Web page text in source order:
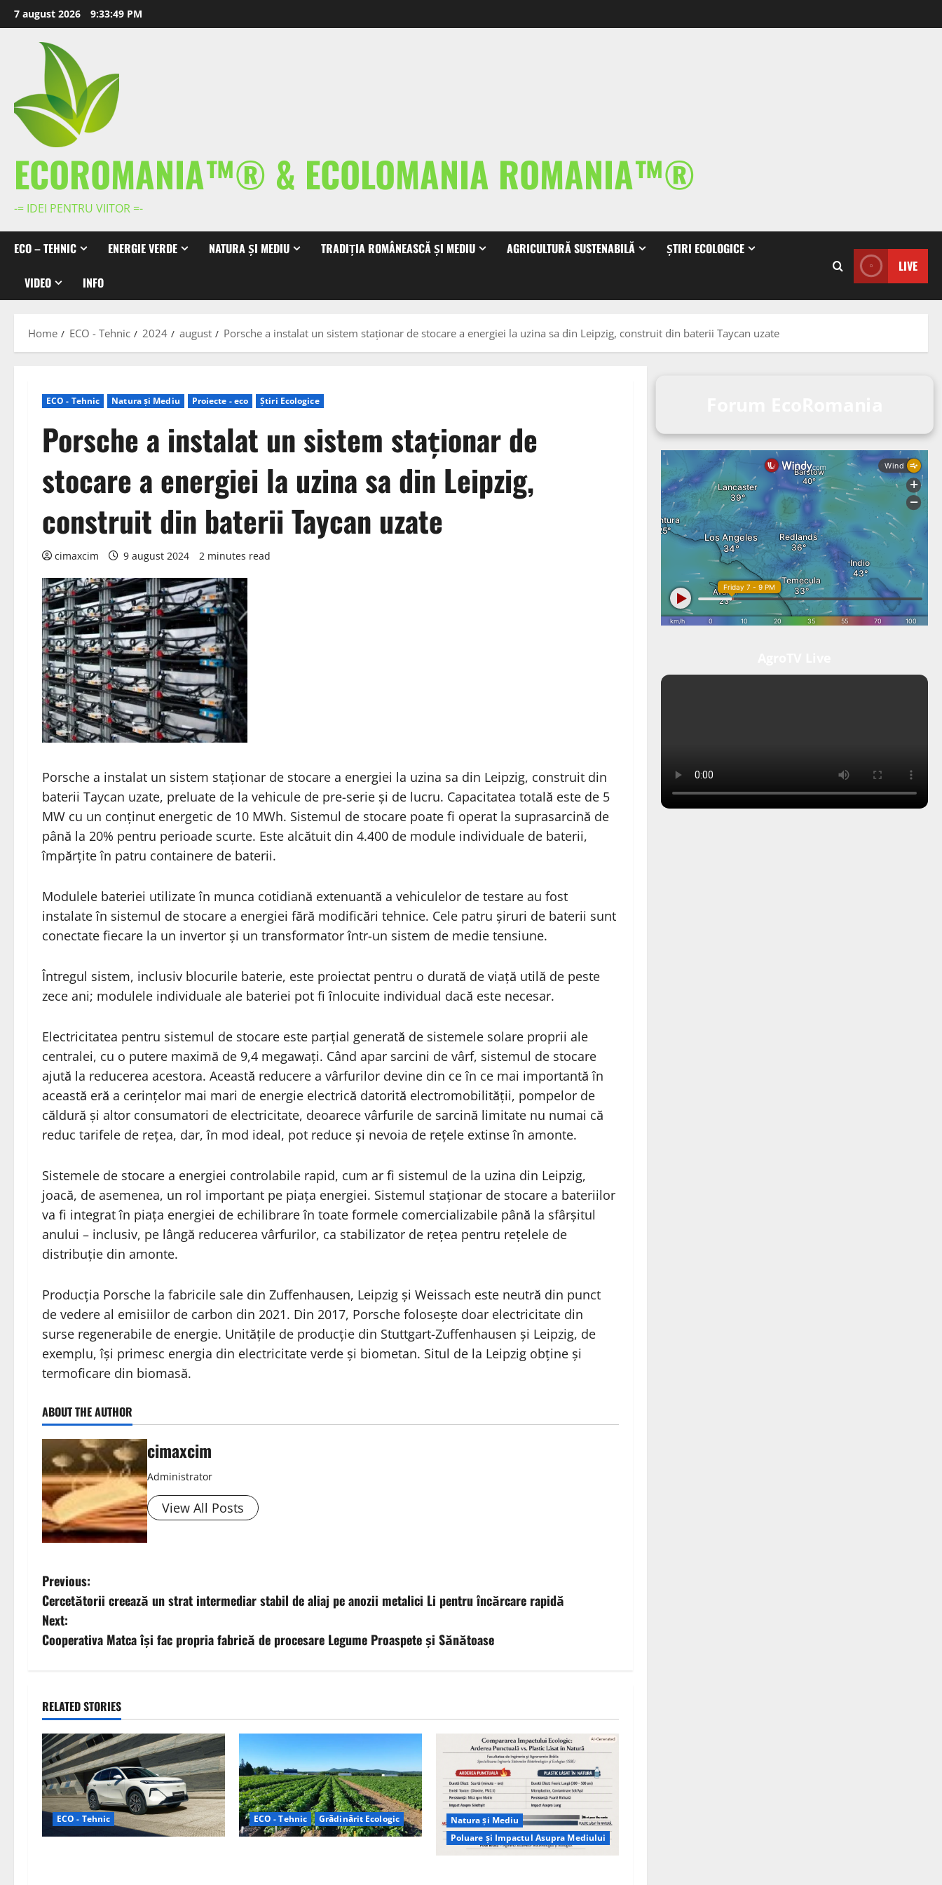
Skip
to
content
7 august 2026 9:33:50 PM
ECOROMANIA™® & ECOLOMANIA ROMANIA™®
-= IDEI PENTRU VIITOR =-
ECO – TEHNIC ENERGIE VERDE NATURA ȘI MEDIU TRADIȚIA ROMÂNEASCĂ ȘI MEDIU AGRICULTURĂ SUSTENABILĂ ȘTIRI ECOLOGICE
VIDEO INFO
LIVE
Home ECO - Tehnic 2024 august Porsche a instalat un sistem staționar de stocare a energiei la uzina sa din Leipzig, construit din baterii Taycan uzate
ECO - Tehnic Natura și Mediu Proiecte - eco Știri Ecologice
Porsche a instalat un sistem staționar de
stocare a energiei la uzina sa din Leipzig,
construit din baterii Taycan uzate
cimaxcim 9 august 2024 2 minutes read
Porsche a instalat un sistem staționar de stocare a energiei la uzina sa din Leipzig, construit din
baterii Taycan uzate, preluate de la vehicule de pre-serie și de lucru. Capacitatea totală este de 5
MW cu un conținut energetic de 10 MWh. Sistemul de stocare poate fi operat la suprasarcină de
până la 20% pentru perioade scurte. Este alcătuit din 4.400 de module individuale de baterii,
împărțite în patru containere de baterii.
Modulele bateriei utilizate în munca cotidiană extenuantă a vehiculelor de testare au fost
instalate în sistemul de stocare a energiei fără modificări tehnice. Cele patru șiruri de baterii sunt
conectate fiecare la un invertor și un transformator într-un sistem de medie tensiune.
Întregul sistem, inclusiv blocurile baterie, este proiectat pentru o durată de viață utilă de peste
zece ani; modulele individuale ale bateriei pot fi înlocuite individual dacă este necesar.
Electricitatea pentru sistemul de stocare este parțial generată de sistemele solare proprii ale
centralei, cu o putere maximă de 9,4 megawați. Când apar sarcini de vârf, sistemul de stocare
ajută la reducerea acestora. Această reducere a vârfurilor devine din ce în ce mai importantă în
această eră a cerințelor mai mari de energie electrică datorită electromobilității, pompelor de
căldură și altor consumatori de electricitate, deoarece vârfurile de sarcină limitate nu numai că
reduc tarifele de rețea, dar, în mod ideal, pot reduce și nevoia de rețele extinse în amonte.
Sistemele de stocare a energiei controlabile rapid, cum ar fi sistemul de la uzina din Leipzig,
joacă, de asemenea, un rol important pe piața energiei. Sistemul staționar de stocare a bateriilor
va fi integrat în piața energiei de echilibrare în toate formele comercializabile până la sfârșitul
anului – inclusiv, pe lângă reducerea vârfurilor, ca stabilizator de rețea pentru rețelele de
distribuție din amonte.
Producția Porsche la fabricile sale din Zuffenhausen, Leipzig și Weissach este neutră din punct
de vedere al emisiilor de carbon din 2021. Din 2017, Porsche folosește doar electricitate din
surse regenerabile de energie. Unitățile de producție din Stuttgart-Zuffenhausen și Leipzig, de
exemplu, își primesc energia din electricitate verde și biometan. Situl de la Leipzig obține și
termoficare din biomasă.
ABOUT THE AUTHOR
cimaxcim
Administrator
View All Posts
P
o
s
n
a
v
i
g
Previous:
Cercetătorii creează un strat intermediar stabil de aliaj pe anozii metalici Li pentru încărcare rapidă
Next:
Cooperativa Matca își fac propria fabrică de procesare Legume Proaspete și Sănătoase
RELATED STORIES
ECO - Tehnic ECO - Tehnic Grădinărit Ecologic
Natura și Mediu
Poluare și Impactul Asupra Mediului